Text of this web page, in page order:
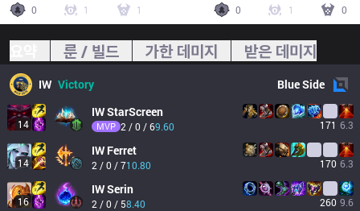
0
1 1
0
1 0
룬 / 빌드 가한 데미지 받은 데미지
IW Victory BlueSide
14
IWStarScreen
MVP 2 / 0 / 69.60 171 6.3
14
IW Ferret
2 / 0 / 710.80 170 6.3
16
IWSerin
2 / 0 / 58.40 260 9.6